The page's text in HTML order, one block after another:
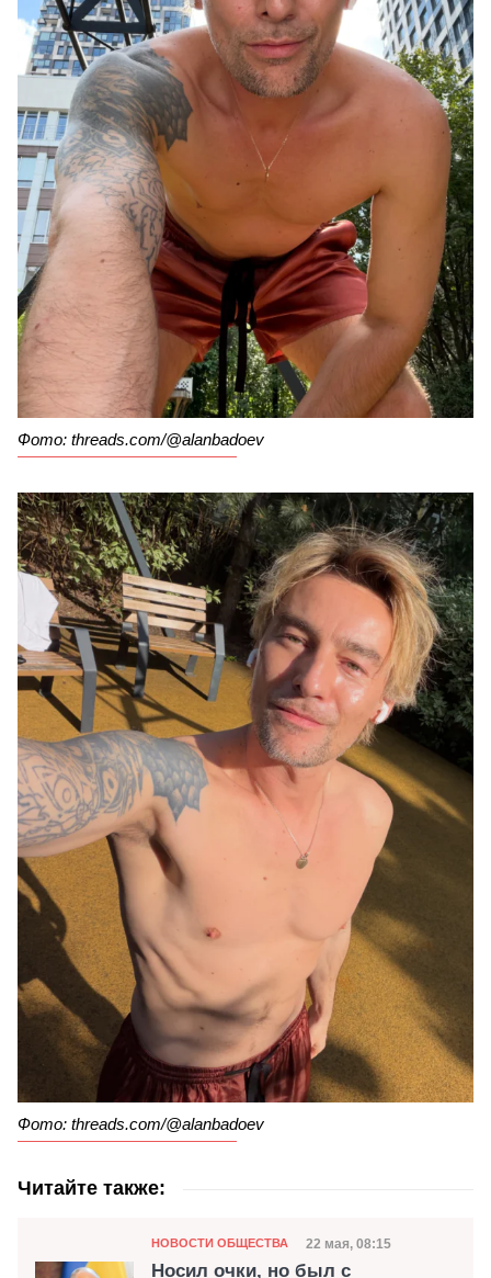
Фото: threads.com/@alanbadoev
Фото: threads.com/@alanbadoev
Читайте также:
Категория
НОВОСТИ ОБЩЕСТВА Дата публикации
22 мая, 08:15
Носил очки, но был с